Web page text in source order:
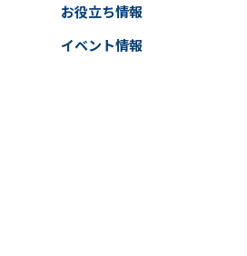
お役立ち情報
イベント情報